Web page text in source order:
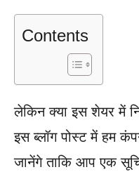
Contents
लेकिन क्या इस शेयर में
इस ब्लॉग पोस्ट में हम
जानेंगे ताकि आप एक